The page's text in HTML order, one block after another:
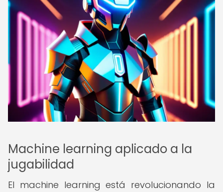
Machine learning aplicado a la
jugabilidad
El machine learning está revolucionando la